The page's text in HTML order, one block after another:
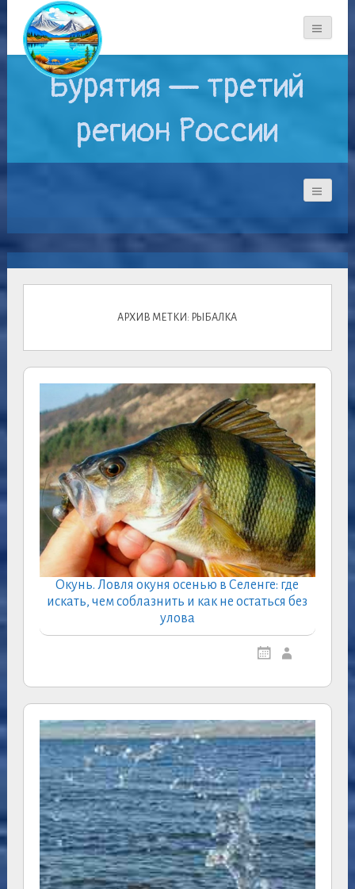
Бурятия — третий
регион России
АРХИВ МЕТКИ: РЫБАЛКА
Окунь. Ловля окуня осенью в Селенге: где
искать, чем соблазнить и как не остаться без
улова